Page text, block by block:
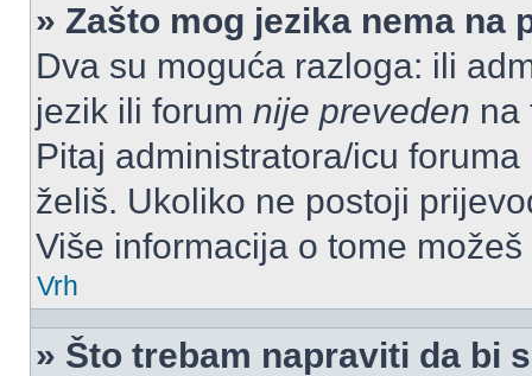
» Zašto mog jezika nema na
Dva su moguća razloga: ili
jezik ili forum nije preveden na
Pitaj administratora/icu
želiš. Ukoliko ne postoji
Više informacija o tome
Vrh
» Što trebam napraviti da bi